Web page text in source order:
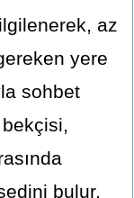
az
yere
sohbet
bulur.